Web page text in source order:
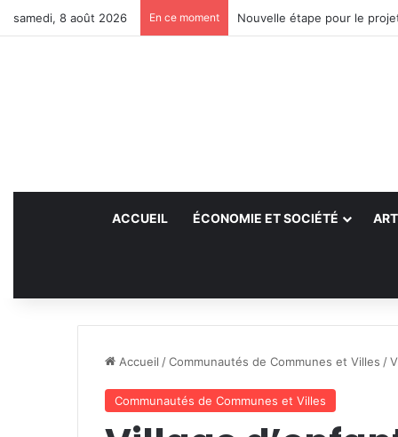
samedi, 8 août 2026 En ce moment Nouvelle étape pour le
ACCUEIL ÉCONOMIE ET SOCIÉTÉ
Accueil /Communautés de Communes et Villes /
Communautés de Communes et Villes